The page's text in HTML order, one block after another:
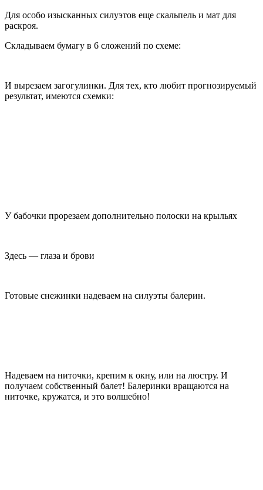
Для особо изысканных силуэтов еще скальпель и мат для
раскроя.
Складываем бумагу в 6 сложений по схеме:
И вырезаем загогулинки. Для тех, кто любит прогнозируемый
результат, имеются схемки:
У бабочки прорезаем дополнительно полоски на крыльях
Здесь — глаза и брови
Готовые снежинки надеваем на силуэты балерин.
Надеваем на ниточки, крепим к окну, или на люстру. И
получаем собственный балет! Балеринки вращаются на
ниточке, кружатся, и это волшебно!